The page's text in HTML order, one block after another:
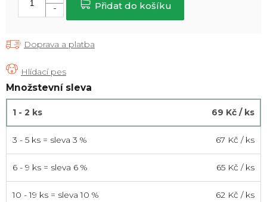
Množstevní sleva
1 - 2 ks 69 Kč / ks
3 - 5 ks = sleva 3 % 67 Kč / ks
6 - 9 ks = sleva 6 % 65 Kč / ks
10 - 19 ks = sleva 10 % 62 Kč / ks
Přidat do košíku
Doprava a platba